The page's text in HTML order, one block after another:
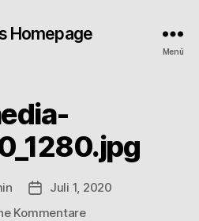
Homepage
Menü
Veröffentlichungsdatum
Juli 1, 2020
Kommentarezu